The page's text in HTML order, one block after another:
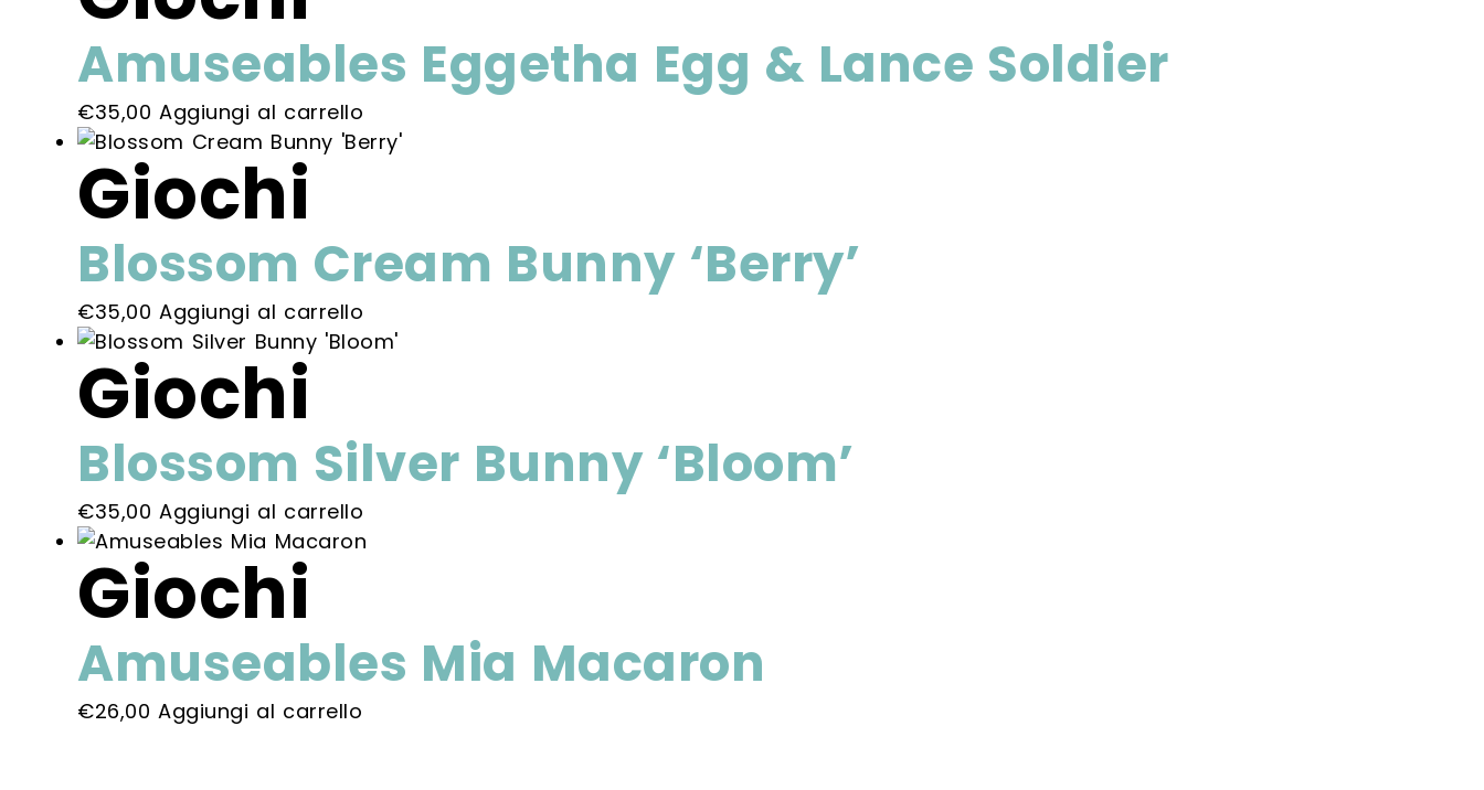
Amuseables Eggetha Egg & Lance Soldier
€35,00 Aggiungi al carrello
Giochi
Blossom Cream Bunny ‘Berry’
€35,00 Aggiungi al carrello
Giochi
Blossom Silver Bunny ‘Bloom’
€35,00 Aggiungi al carrello
Giochi
Amuseables Mia Macaron
€26,00 Aggiungi al carrello